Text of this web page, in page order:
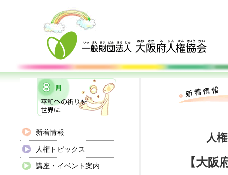
新着情報
人権トピックス
講座・イベント案内
人
【大